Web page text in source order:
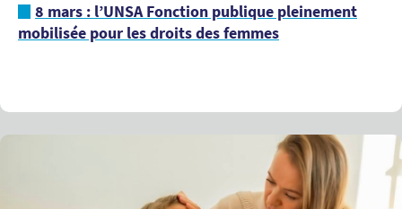
8 mars : l’UNSA Fonction publique pleinement
mobilisée pour les droits des femmes